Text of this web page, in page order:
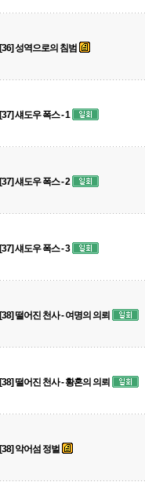
[36] 성역으로의 침범
[37] 섀도우 폭스 - 1
[37] 섀도우 폭스 - 2
[37] 섀도우 폭스 - 3
[38] 떨어진 천사 - 여명의 의뢰
[38] 떨어진 천사 - 황혼의 의뢰
[38] 악어섬 정벌